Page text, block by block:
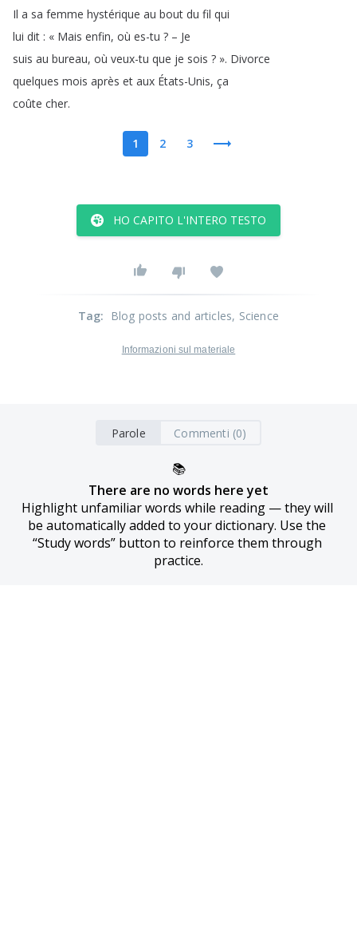
Il a sa femme hystérique au bout du fil qui
lui dit : « Mais enfin, où es-tu ? – Je
suis au bureau, où veux-tu que je sois ? ». Divorce
quelques mois après et aux États-Unis, ça
coûte cher.
1 2 3
HO CAPITO L'INTERO TESTO
Tag: Blog posts and articles, Science
Informazioni sul materiale
Parole Commenti (0)
📚
There are no words here yet
Highlight unfamiliar words while reading — they will
be automatically added to your dictionary. Use the
“Study words” button to reinforce them through
practice.